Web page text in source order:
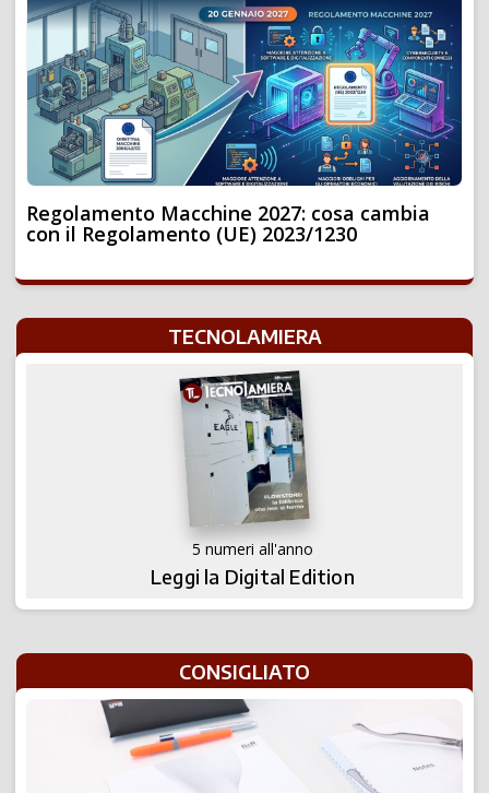
Regolamento Macchine 2027: cosa cambia
con il Regolamento (UE) 2023/1230
TECNOLAMIERA
5 numeri all'anno
Leggi la Digital Edition
CONSIGLIATO